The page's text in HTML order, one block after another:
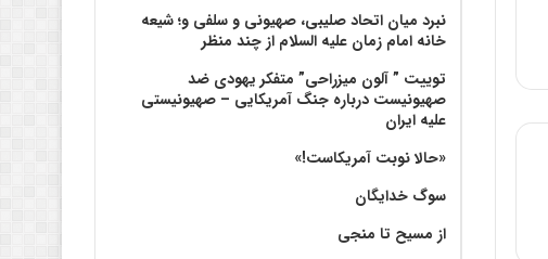
نبرد میان اتحاد صلیبی، صهیونی و سلفی و؛ شیعه
خانه امام زمان علیه السلام از چند منظر
توییت ” آلون میزراحی” متفکر یهودی ضد
صهیونیست درباره جنگ آمریکایی – صهیونیستی
علیه ایران
«حالا نوبت آمریکاست!»
سوگ خدایگان
از مسیح تا منجی